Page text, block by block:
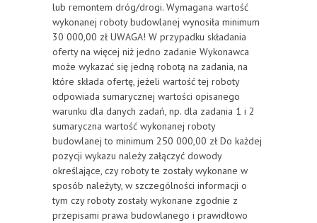
lub remontem dróg/drogi. Wymagana wartość
wykonanej roboty budowlanej wynosiła minimum
30 000,00 zł UWAGA! W przypadku składania
oferty na więcej niż jedno zadanie Wykonawca
może wykazać się jedną robotą na zadania, na
które składa ofertę, jeżeli wartość tej roboty
odpowiada sumarycznej wartości opisanego
warunku dla danych zadań, np. dla zadania 1 i 2
sumaryczna wartość wykonanej roboty
budowlanej to minimum 250 000,00 zł Do każdej
pozycji wykazu należy załączyć dowody
określające, czy roboty te zostały wykonane w
sposób należyty, w szczególności informacji o
tym czy roboty zostały wykonane zgodnie z
przepisami prawa budowlanego i prawidłowo